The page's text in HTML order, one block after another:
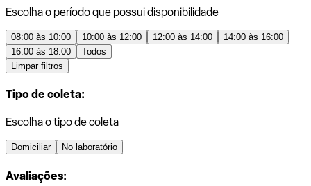
Escolha o período que possui disponibilidade
08:00 às 10:00 10:00 às 12:00 12:00 às 14:00
14:00 às 16:00
16:00 às 18:00
Todos
Limpar filtros
Tipo de coleta:
Escolha o tipo de coleta
Domiciliar No laboratório
Avaliações: